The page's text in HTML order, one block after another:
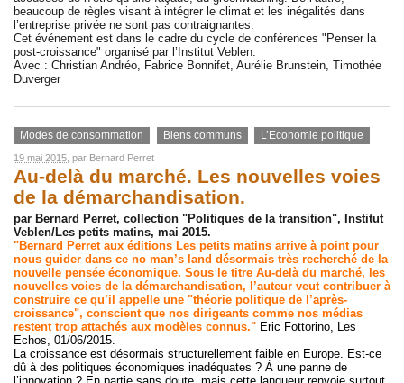
beaucoup de règles visant à intégrer le climat et les inégalités dans
l’entreprise privée ne sont pas contraignantes.
Cet événement est dans le cadre du cycle de conférences "Penser la
post-croissance" organisé par l’Institut Veblen.
Avec : Christian Andréo, Fabrice Bonnifet, Aurélie Brunstein, Timothée
Duverger
Modes de consommation Biens communs L’Economie politique
19 mai 2015 , par Bernard Perret
Au-delà du marché. Les nouvelles voies
de la démarchandisation.
par Bernard Perret, collection "Politiques de la transition", Institut
Veblen/Les petits matins, mai 2015.
"Bernard Perret aux éditions Les petits matins arrive à point pour
nous guider dans ce no man’s land désormais très recherché de la
nouvelle pensée économique. Sous le titre Au-delà du marché, les
nouvelles voies de la démarchandisation, l’auteur veut contribuer à
construire ce qu’il appelle une "théorie politique de l’après-
croissance", conscient que nos dirigeants comme nos médias
restent trop attachés aux modèles connus." Eric Fottorino, Les
Echos, 01/06/2015.
La croissance est désormais structurellement faible en Europe. Est-ce
dû à des politiques économiques inadéquates ? À une panne de